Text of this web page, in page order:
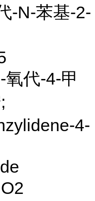
-N-苯基-2-
代-4-甲
4-